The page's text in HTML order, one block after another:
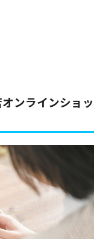
ンラインショッ